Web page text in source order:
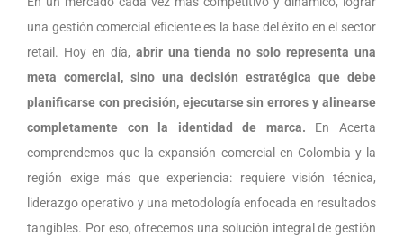
una gestión comercial eficiente es la base del éxito en el sector
retail. Hoy en día, abrir una tienda no solo representa una
meta comercial, sino una decisión estratégica que debe
planificarse con precisión, ejecutarse sin errores y alinearse
completamente con la identidad de marca. En Acerta
comprendemos que la expansión comercial en Colombia y la
región exige más que experiencia: requiere visión técnica,
liderazgo operativo y una metodología enfocada en resultados
tangibles. Por eso, ofrecemos una solución integral de gestión